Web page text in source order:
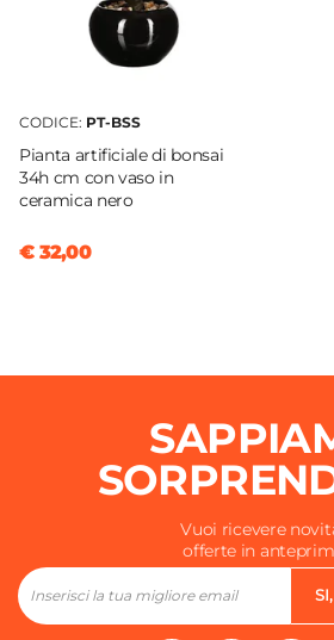
CODICE: PT-BSS
Pianta artificiale di bonsai
34h cm con vaso in
ceramica nero
€ 32,00
Vuoi ricevere
offerte in